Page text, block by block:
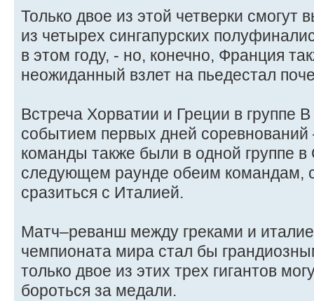
Только двое из этой четверки смогут
из четырех сингапурских
в этом году, - но, конечно, Франция
неожиданный взлет на пьедестал
Встреча Хорватии и Греции в группе
событием первых дней соревнований
команды также были в одной группе в
следующем раунде обеим командам,
сразиться с Италией.
Матч–реванш между греками и
чемпионата мира стал бы
только двое из этих трех гигантов
бороться за медали.